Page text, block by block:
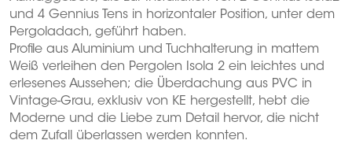
und 4 Gennius Tens in horizontaler Position, unter dem
Pergoladach, geführt haben.
Profile aus Aluminium und Tuchhalterung in mattem
Weiß verleihen den Pergolen Isola 2 ein leichtes und
erlesenes Aussehen; die Überdachung aus PVC in
Vintage-Grau, exklusiv von KE hergestellt, hebt die
Moderne und die Liebe zum Detail hervor, die nicht
dem Zufall überlassen werden konnten.